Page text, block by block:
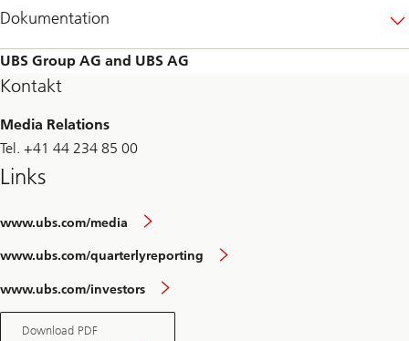
Dokumentation
UBS Group AG and UBS AG
Kontakt
Media Relations
Tel. +41 44 234 85 00
Links
www.ubs.com/media
www.ubs.com/quarterlyreporting
www.ubs.com/investors
Download PDF